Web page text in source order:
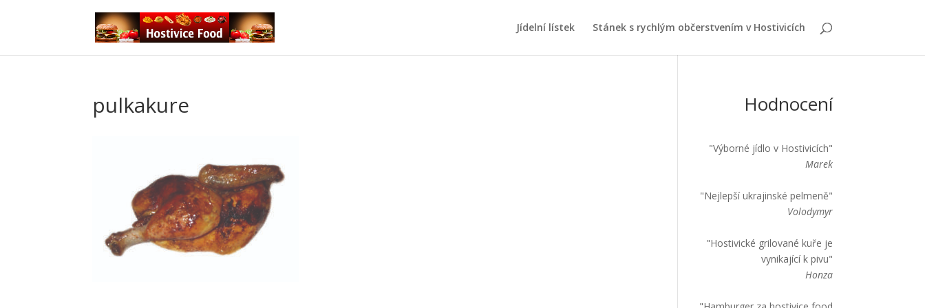
Jídelní lístek Stánek s rychlým občerstvením v Hostivicích
pulkakure Hodnocení
"Výborné jídlo v Hostivicích"
Marek
"Nejlepší ukrajinské pelmeně"
Volodymyr
"Hostivické grilované kuře je
vynikající k pivu"
Honza